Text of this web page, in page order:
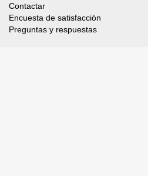
Contactar
Encuesta de satisfacción
Preguntas y respuestas